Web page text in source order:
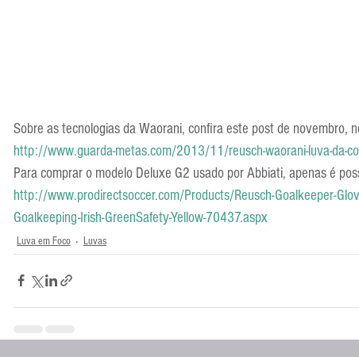
Sobre as tecnologias da Waorani, confira este post de novembro,
http://www.guarda-metas.com/2013/11/reusch-waorani-luva-da-
Para comprar o modelo Deluxe G2 usado por Abbiati, apenas é
http://www.prodirectsoccer.com/Products/Reusch-Goalkeeper-
Goalkeeping-Irish-GreenSafety-Yellow-70437.aspx
Luva em Foco Luvas